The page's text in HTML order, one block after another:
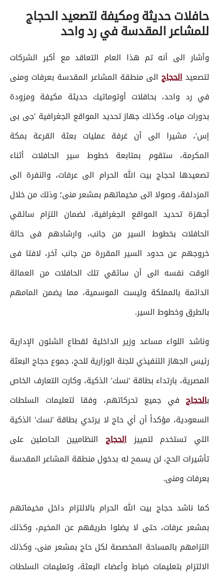
حافلات حديثة ومكيفة لتصعيد الحجاج
للمشاعر المقدسة في رد واحد
وأشار الى أنه تم هذا العام التعاقد مع أكبر الشركات
لتصعيدالحجاج الى منطقة المشاعر المقدسة بعرفات ومنى
في رد واحد، بحافلات أوتوماتيك حديثة مكيفة ومزودة
بدورات مياه، وكذلك جهاز تحديد المواقع الجغرافية 'جى بى
إس'، مشيرا الى أن غرفة عمليات بعثة القرعة بمكة
المكرمة، ستقوم بمتابعة خطوط سير الحافلات أثناء
تصعيدها لحجاج بيت الله الحرام الى عرفات، والنفرة الى
المزدلفة، وصولا الى مخيماتهم بمشعر منى؛ وذلك من خلال
أجهزة تحديد المواقع الجغرافية، لضمان التزام سائقي
الحافلات بخطوط السير من جانب، وارشادهم فى حالة
خروجهم عن حدود السير المقررة من جانب آخر، لافتا فى
الوقت نفسه الى أن سائقي تلك الحافلات من العمالة
الدائمة بالمملكة وليست الموسمية، مما يضمن المامهم
بالطرق وخطوط السير.
وناشد اللواء مساعد وزير الداخلية لقطاع الشئون الإدارية
رئيس الجهاز التنفيذي للجنة الوزارية للحج، جموع حجاج البعثة
المصرية، بارتداء بطاقة 'نسك' الذكية، وكارت التعارف الخاص
بالحجاج في جميع تحركاتهم، وفقا لتعليمات السلطات
السعودية، مؤكداً أن أي حاج لا يرتدي بطاقة 'نسك' الذكية
التي تستخدم لتمييز الحجاج النظاميين الحاصلين على
تأشيرات الحج، لن يسمح له بدخول منطقة المشاعر المقدسة
بعرفات ومنى.
كما ناشد حجاج بيت الله الحرام بالالتزام داخل مخيماتهم
بمشعر عرفات، حتى لا يضلوا طريقهم عن المخيم، وكذلك
التزامهم بالمساحة المخصصة لكل حاج بمشعر منى، وكذلك
الالتزام بتعليمات ضباط وأعضاء البعثة، وتعليمات السلطات